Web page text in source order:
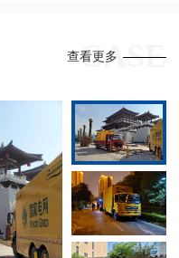
CASE
查看更多